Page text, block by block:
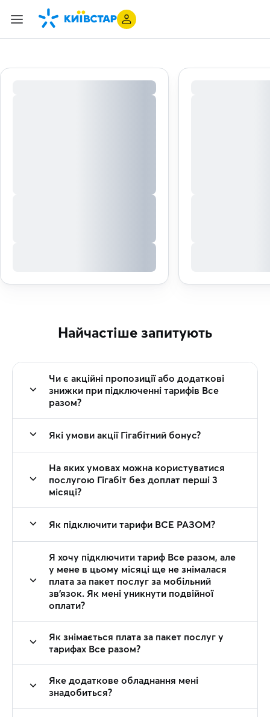
Найчастіше запитують
Чи є акційні пропозиції або додаткові
знижки при підключенні тарифів Все
разом?
Які умови акції Гігабітний бонус?
На яких умовах можна користуватися
послугою Гігабіт без доплат перші 3
місяці?
Як підключити тарифи ВСЕ РАЗОМ?
Я хочу підключити тариф Все разом, але
у мене в цьому місяці ще не знімалася
плата за пакет послуг за мобільний
зв'язок. Як мені уникнути подвійної
оплати?
Як знімається плата за пакет послуг у
тарифах Все разом?
Яке додаткове обладнання мені
знадобиться?